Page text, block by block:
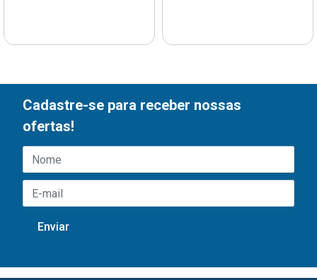
Cadastre-se para receber nossas
ofertas!